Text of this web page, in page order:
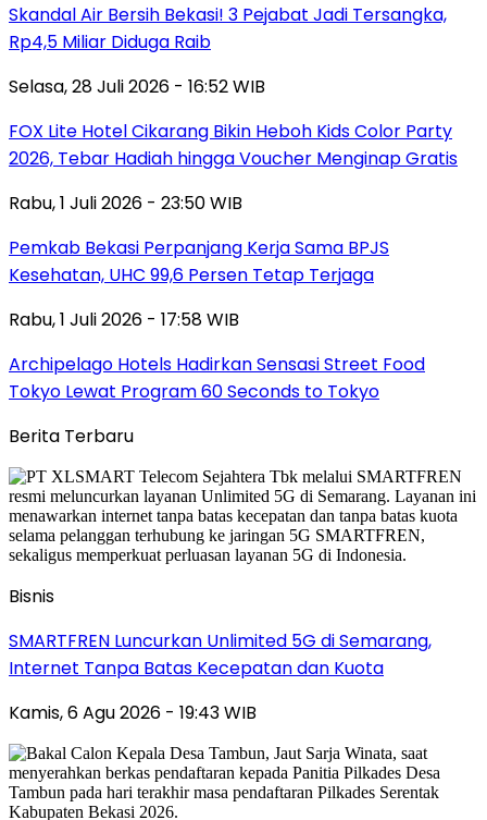
Skandal Air Bersih Bekasi! 3 Pejabat Jadi Tersangka,
Rp4,5 Miliar Diduga Raib
Selasa, 28 Juli 2026 - 16:52 WIB
FOX Lite Hotel Cikarang Bikin Heboh Kids Color Party
2026, Tebar Hadiah hingga Voucher Menginap Gratis
Rabu, 1 Juli 2026 - 23:50 WIB
Pemkab Bekasi Perpanjang Kerja Sama BPJS
Kesehatan, UHC 99,6 Persen Tetap Terjaga
Rabu, 1 Juli 2026 - 17:58 WIB
Archipelago Hotels Hadirkan Sensasi Street Food
Tokyo Lewat Program 60 Seconds to Tokyo
Berita Terbaru
Bisnis
SMARTFREN Luncurkan Unlimited 5G di Semarang,
Internet Tanpa Batas Kecepatan dan Kuota
Kamis, 6 Agu 2026 - 19:43 WIB